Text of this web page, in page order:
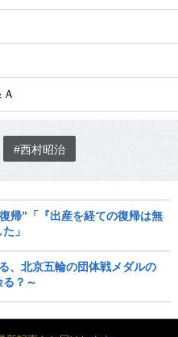
#西村昭治
帰”「『出産を経ての復帰は無
」
、北京五輪の団体戦メダルの
？～